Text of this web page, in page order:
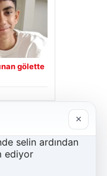
gölette
×